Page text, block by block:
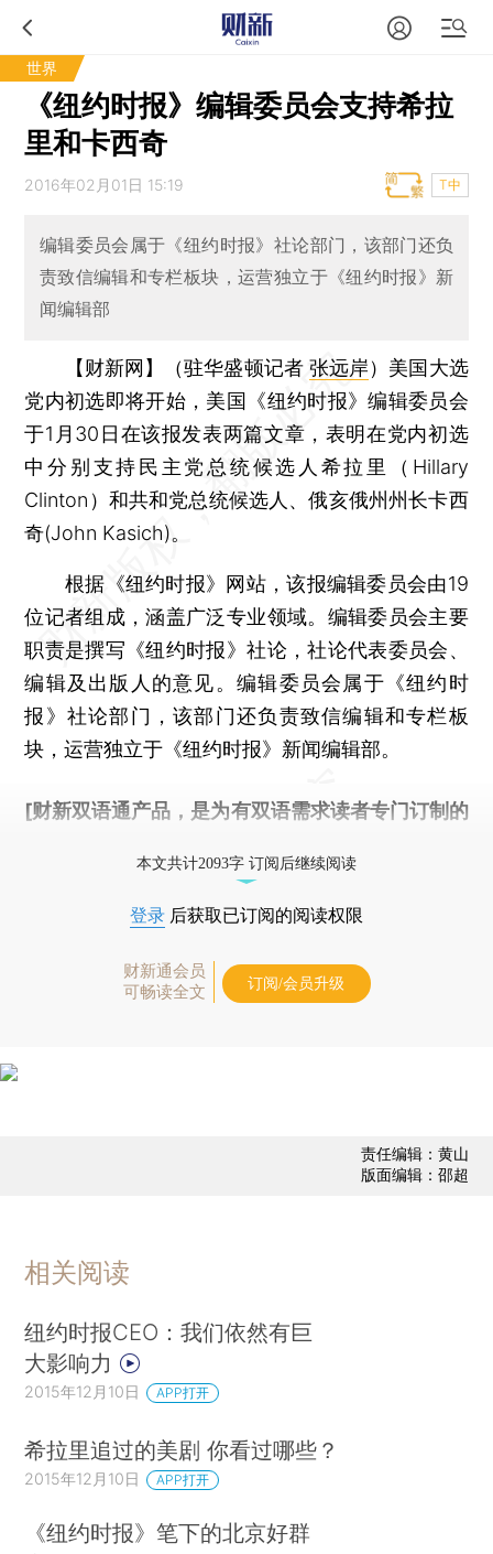
世界
《纽约时报》编辑委员会支持希拉
里和卡西奇
2016年02月01日 15:19 T中
编辑委员会属于《纽约时报》社论部门，该部门还负
责致信编辑和专栏板块，运营独立于《纽约时报》新
闻编辑部
【财新网】（驻华盛顿记者 张远岸） 美国大选
党内初选即将开始，美国《纽约时报》编辑委员会
于1月30日在该报发表两篇文章，表明在党内初选
中分别支持民主党总统候选人希拉里（Hillary
Clinton）和共和党总统候选人、俄亥俄州州长卡西
奇(John Kasich)。
根据《纽约时报》网站，该报编辑委员会由19
位记者组成，涵盖广泛专业领域。编辑委员会主要
职责是撰写《纽约时报》社论，社论代表委员会、
编辑及出版人的意见。编辑委员会属于《纽约时
报》社论部门，该部门还负责致信编辑和专栏板
块，运营独立于《纽约时报》新闻编辑部。
[财新双语通产品，是为有双语需求读者专门订制的
本文共计2093字 订阅后继续阅读
登录 后获取已订阅的阅读权限
财新通会员
可畅读全文
订阅/会员升级
责任编辑：黄山
版面编辑：邵超
相关阅读
纽约时报CEO：我们依然有巨
大影响力
2015年12月10日 APP打开
希拉里追过的美剧 你看过哪些？
2015年12月10日 APP打开
《纽约时报》笔下的北京好群